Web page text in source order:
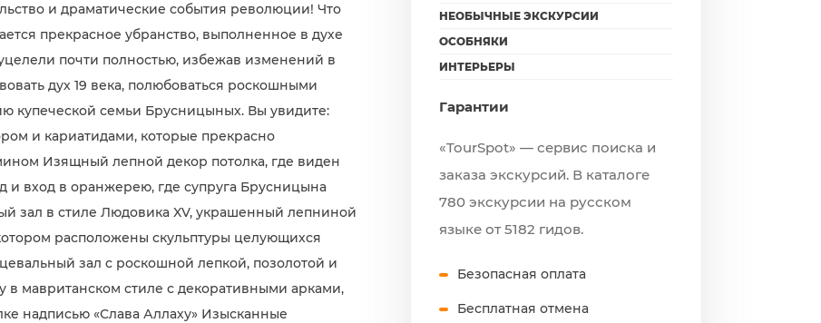
и драматические события революции! Что
прекрасное убранство, выполненное в духе
почти полностью, избежав изменений в
дух 19 века, полюбоваться роскошными
купеческой семьи Брусницыных. Вы увидите:
и кариатидами, которые прекрасно
Изящный лепной декор потолка, где виден
вход в оранжерею, где супруга Брусницына
зал в стиле Людовика XV, украшенный лепниной
расположены скульптуры целующихся
зал с роскошной лепкой, позолотой и
мавританском стиле с декоративными арками,
надписью «Слава Аллаху» Изысканные
НЕОБЫЧНЫЕ ЭКСКУРСИИ
ОСОБНЯКИ
ИНТЕРЬЕРЫ
Гарантии
«TourSpot» — сервис поиска и
заказа экскурсий. В каталоге
780 экскурсии на русском
языке от 5182 гидов.
Безопасная оплата
Бесплатная отмена